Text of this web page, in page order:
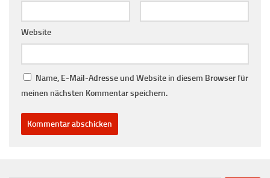
Website
Name, E-Mail-Adresse und Website in diesem Browser für
meinen nächsten Kommentar speichern.